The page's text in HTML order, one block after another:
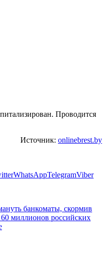
Проводится
Источник: onlinebrest.by
WhatsAppTelegramViber
банкоматы, скормив
миллионов российских